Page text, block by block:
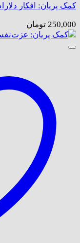
کمک پریان: افکار
250,000 تومان